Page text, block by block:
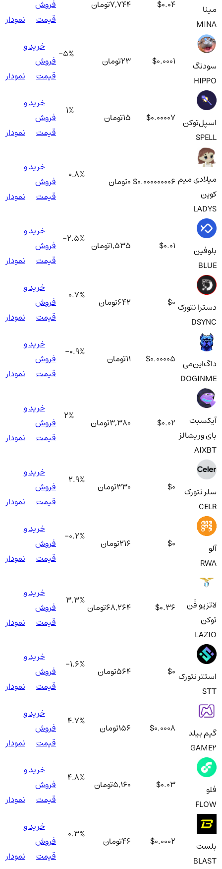
مینا
MINA
$0.04
7,744تومان
فروش
قیمت
نمودار
سودنگ
HIPPO
$0.0001
23تومان
-5%
خرید و
فروش
قیمت
نمودار
اسپل‌توکن
SPELL
$0.00007
15تومان
1%
خرید و
فروش
قیمت
نمودار
میلادی میم
کوین
LADYS
$0.000000006
0 تومان
0.8%
خرید و
فروش
قیمت
نمودار
بلوفین
BLUE
$0.01
1,535تومان
-2.5%
خرید و
فروش
قیمت
نمودار
دسترا نتورک
DSYNC
$0
642تومان
0.7%
خرید و
فروش
قیمت
نمودار
داگ‌این‌می
DOGINME
$0.00005
11تومان
-0.9%
خرید و
فروش
قیمت
نمودار
آیکسبت
بای وریشالز
AIXBT
$0.02
3,380تومان
2%
خرید و
فروش
قیمت
نمودار
سلر نتورک
CELR
$0
330تومان
2.9%
خرید و
فروش
قیمت
نمودار
آلو
RWA
$0
216تومان
-0.2%
خرید و
فروش
قیمت
نمودار
لاتزیو فَن
توکن
LAZIO
$0.36
68,264تومان
3.3%
خرید و
فروش
قیمت
نمودار
استتر نتورک
STT
$0
564تومان
-1.6%
خرید و
فروش
قیمت
نمودار
گیم بیلد
GAME2
$0.0008
156تومان
4.7%
خرید و
فروش
قیمت
نمودار
فلو
FLOW
$0.03
5,160تومان
4.8%
خرید و
فروش
قیمت
نمودار
بلست
BLAST
$0.0002
46تومان
0.3%
خرید و
فروش
قیمت
نمودار